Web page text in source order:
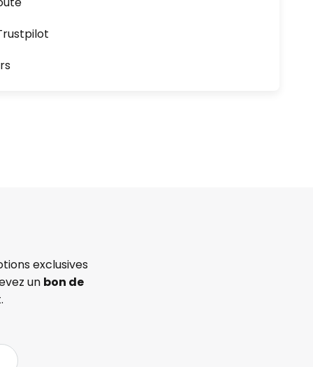
exclusives
un bon de